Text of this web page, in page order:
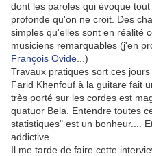
dont les paroles qui évoque
profonde qu'on ne croit. Des
simples qu'elles sont en réalité
musiciens remarquables (j'en
François Ovide ...)
Travaux pratiques sort ces
Farid Khenfouf à la guitare fait
très porté sur les cordes est
quatuor Bela. Entendre toutes
statistiques" est un bonheur....
addictive.
Il me tarde de faire cette